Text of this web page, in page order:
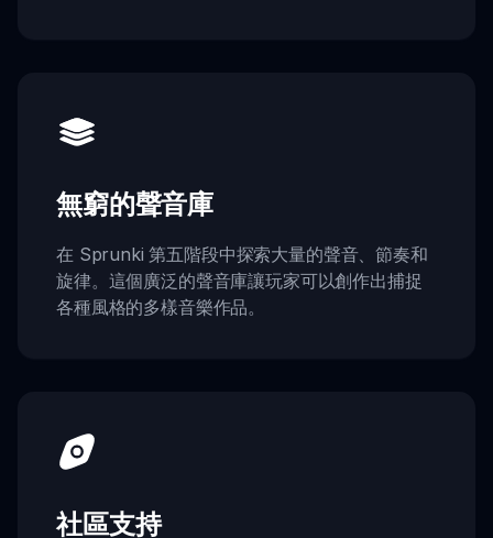
無窮的聲音庫
在 Sprunki 第五階段中探索大量的聲音、節奏和
旋律。這個廣泛的聲音庫讓玩家可以創作出捕捉
各種風格的多樣音樂作品。
社區支持